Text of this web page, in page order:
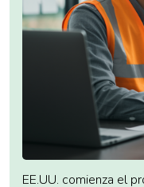
EE.UU. comienza el